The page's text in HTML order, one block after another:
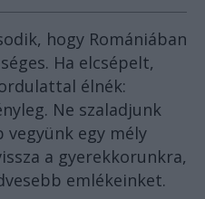
hogy Romániában
Ha elcsépelt,
élnék:
Ne szaladjunk
egy mély
a gyerekkorunkra,
emlékeinket.